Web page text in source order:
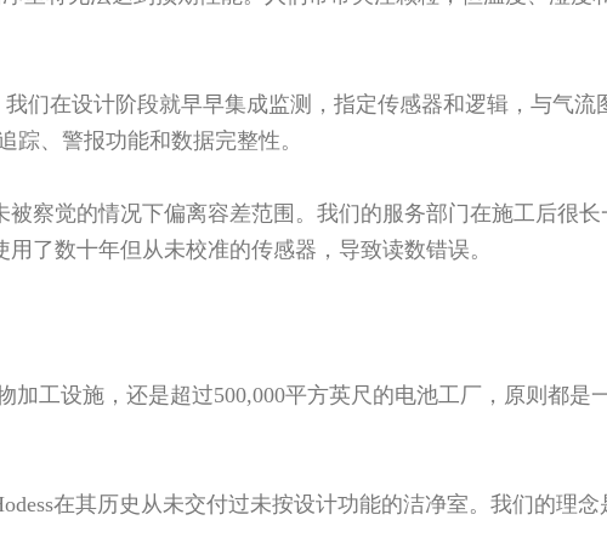
们在设计阶段就早早集成监测，指定传感器和逻辑，与气流
、警报功能和数据完整性。
察觉的情况下偏离容差范围。我们的服务部门在施工后很长
了数十年但从未校准的传感器，导致读数错误。
工设施，还是超过500,000平方英尺的电池工厂，原则都是
在其历史从未交付过未按设计功能的洁净室。我们的理念